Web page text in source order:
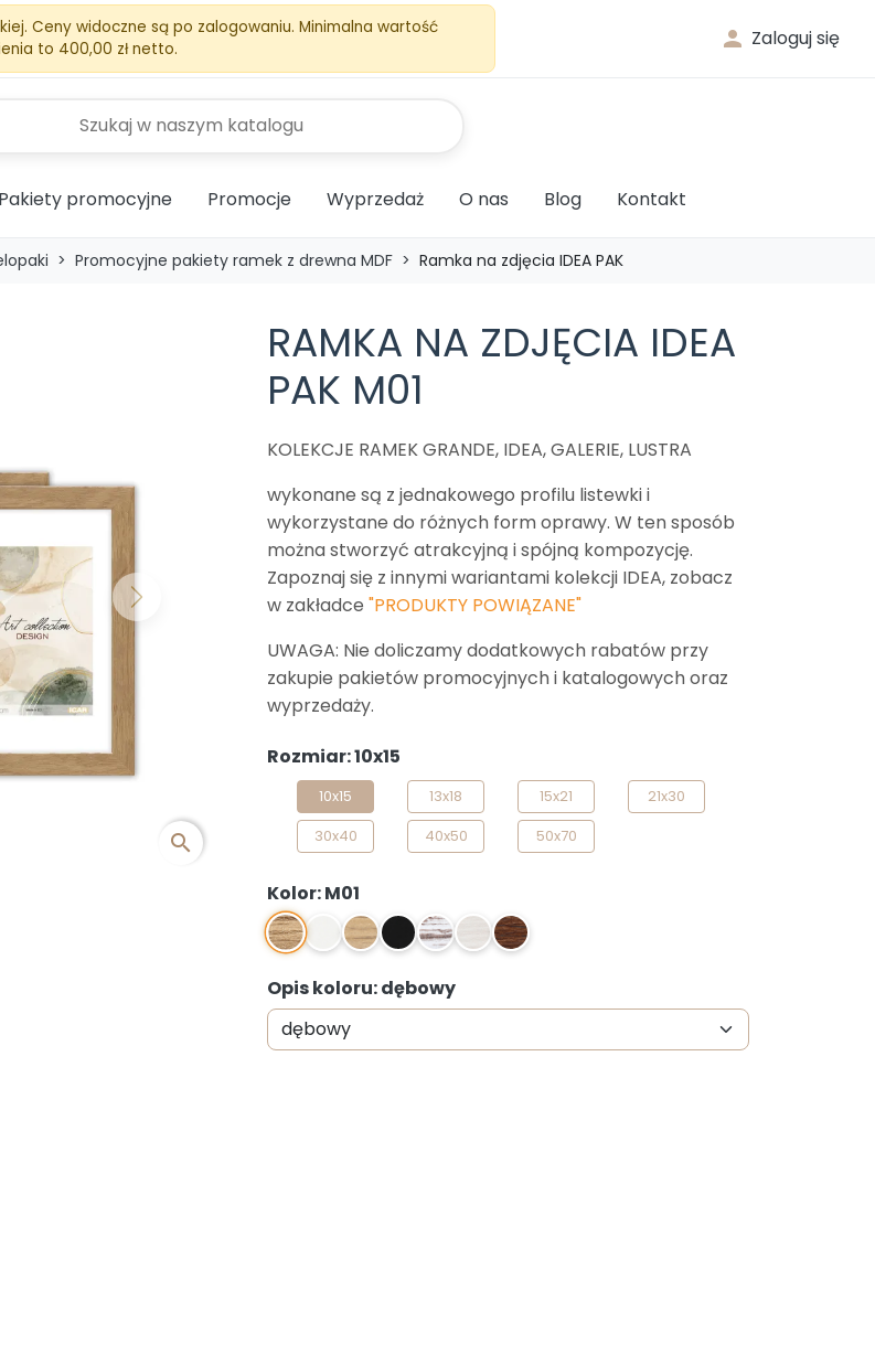
 Zaloguj się
Ceny widoczne są po zalogowaniu. Minimalna wartość
to 400,00 zł netto.
Pakiety promocyjne Promocje Wyprzedaż O nas Blog Kontakt
Promocyjne pakiety ramek z drewna MDF Ramka na zdjęcia IDEA PAK
Next
RAMKA NA ZDJĘCIA IDEA
PAK M01
KOLEKCJE RAMEK GRANDE, IDEA, GALERIE, LUSTRA
wykonane są z jednakowego profilu listewki i
wykorzystane do różnych form oprawy. W ten sposób
można stworzyć atrakcyjną i spójną kompozycję.
Zapoznaj się z innymi wariantami kolekcji IDEA, zobacz
w zakładce "PRODUKTY POWIĄZANE"
UWAGA: Nie doliczamy dodatkowych rabatów przy
zakupie pakietów promocyjnych i katalogowych oraz
wyprzedaży.
Rozmiar: 10x15
10x15 13x18 15x21
21x30
30x40
40x50 50x70
Kolor: M01
M01M1 M02 M2 M3 M5 M6
Opis koloru: dębowy